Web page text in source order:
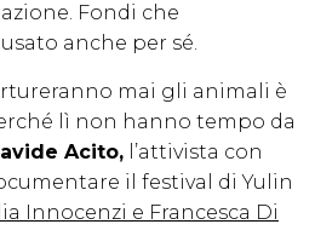
Fondi che
anche per sé.
mai gli animali è
lì non hanno tempo da
Acito, l’attivista con
il festival di Yulin
Innocenzi e Francesca Di